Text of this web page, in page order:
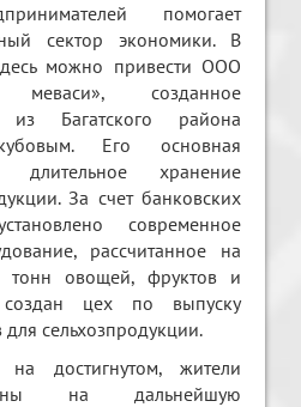
помогает
сектор экономики. В
можно привести ООО
созданное
из Багатского района
Его основная
длительное хранение
За счет банковских
современное
рассчитанное на
тонн овощей, фруктов и
создан цeх по выпуску
сельхозпродукции.
на достигнутом, жители
на дальнейшую